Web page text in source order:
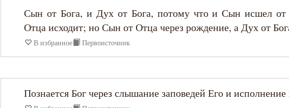
Иустин (Попович)
Каллист Ангеликуд
Сын от Бога, и Дух от Бога, потому что и Сын исшел
Отца исходит; но Сын от Отца через рождение, а Дух от
В избранное Первоисточник
Познается Бог через слышание заповедей Его и исполнение